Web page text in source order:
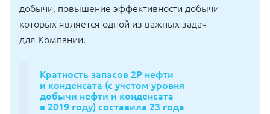
добычи, повышение эффективности добычи
которых является одной из важных задач
для Компании.
Кратность запасов 2Р нефти
и конденсата (с учетом уровня
добычи нефти и конденсата
в 2019 году) составила 23 года